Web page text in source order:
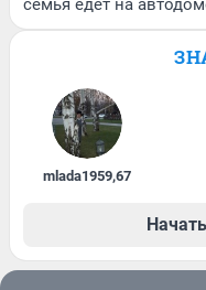
семья едет на
mlada1959,67